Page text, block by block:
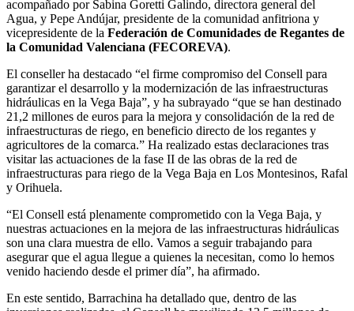
acompañado por Sabina Goretti Galindo, directora general del
Agua, y Pepe Andújar, presidente de la comunidad anfitriona y
vicepresidente de la Federación de Comunidades de Regantes de
la Comunidad Valenciana (FECOREVA).
El conseller ha destacado “el firme compromiso del Consell para
garantizar el desarrollo y la modernización de las infraestructuras
hidráulicas en la Vega Baja”, y ha subrayado “que se han destinado
21,2 millones de euros para la mejora y consolidación de la red de
infraestructuras de riego, en beneficio directo de los regantes y
agricultores de la comarca.” Ha realizado estas declaraciones tras
visitar las actuaciones de la fase II de las obras de la red de
infraestructuras para riego de la Vega Baja en Los Montesinos, Rafal
y Orihuela.
“El Consell está plenamente comprometido con la Vega Baja, y
nuestras actuaciones en la mejora de las infraestructuras hidráulicas
son una clara muestra de ello. Vamos a seguir trabajando para
asegurar que el agua llegue a quienes la necesitan, como lo hemos
venido haciendo desde el primer día”, ha afirmado.
En este sentido, Barrachina ha detallado que, dentro de las